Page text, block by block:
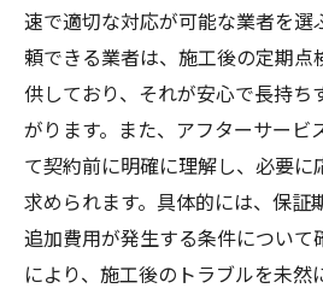
速で適切な対応が可能な業者を選
頼できる業者は、施工後の定期点
供しており、それが安心で長持ち
がります。また、アフターサービ
て契約前に明確に理解し、必要に
求められます。具体的には、保証
追加費用が発生する条件について
により、施工後のトラブルを未然